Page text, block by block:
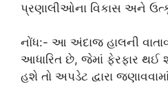
પ્રણાલીઓના વિકાસ અને
નોંધ:- આ અંદાજ હાલની
આધારિત છે, જેમાં ફેરફાર થઈ
હશે તો અપડેટ દ્વારા